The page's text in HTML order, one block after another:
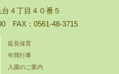
４丁目４０番５
FAX：0561-48-3715
延長保育
年間行事
入園のご案内